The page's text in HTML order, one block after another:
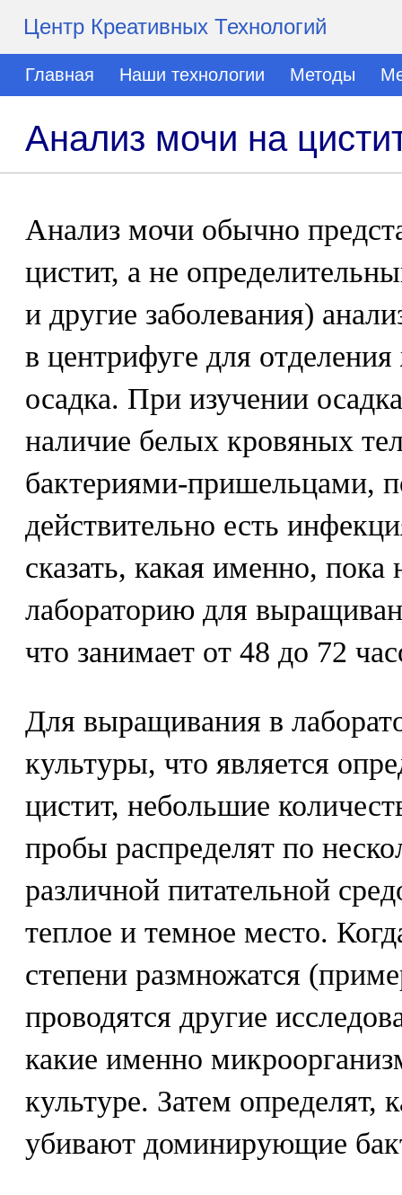
Центр Креативных Технологий
Главная Наши технологии Методы
Анализ мочи на
Анализ мочи обычно
цистит, а не
и другие заболевания)
в центрифуге для
осадка. При изучении
наличие белых кровяных
бактериями-пришельцами,
действительно есть
сказать, какая именно,
лабораторию для
что занимает от 48 до 72
Для выращивания в
культуры, что является
цистит, небольшие
пробы распределят по
различной питательной
теплое и темное место.
степени размножатся
проводятся другие
какие именно
культуре. Затем определят,
убивают доминирующие